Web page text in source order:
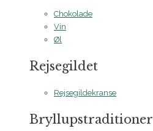
Chokolade
Vin
Øl
Rejsegildet
Rejsegildekranse
Bryllupstraditioner